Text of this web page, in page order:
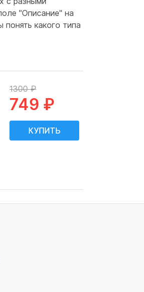
"Описание" на
какого типа
1300 ₽
749 ₽